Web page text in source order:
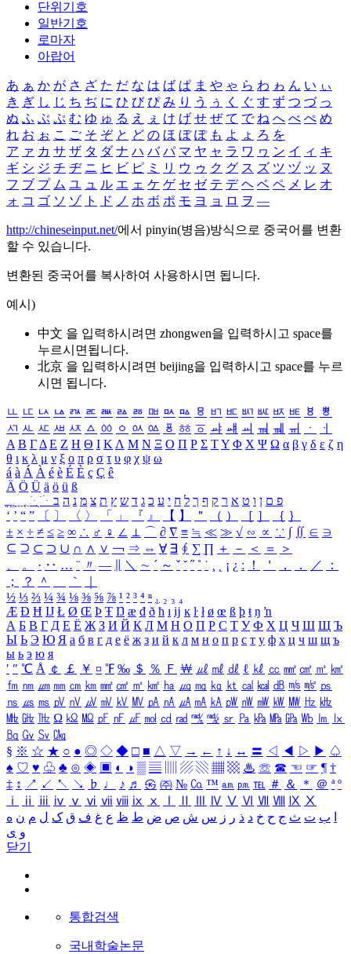
단위기호
일반기호
로마자
아랍어
あ ぁ か が さ ざ た だ な は ば ぱ ま や ゃ ら わ ゎ ん い ぃ
き ぎ し じ ち ぢ に ひ び ぴ み り う ぅ く ぐ す ず つ づ っ
ぬ ふ ぶ ぷ む ゆ ゅ る え ぇ け げ せ ぜ て で ね へ べ ぺ め
れ お ぉ こ ご そ ぞ と ど の ほ ぼ ぽ も よ ょ ろ を
ア ァ カ サ ザ タ ダ ナ ハ バ パ マ ヤ ャ ラ ワ ヮ ン イ ィ キ
ギ シ ジ チ ヂ ニ ヒ ビ ピ ミ リ ウ ゥ ク グ ス ズ ツ ヅ ッ ヌ
フ ブ プ ム ユ ュ ル エ ェ ケ ゲ セ ゼ テ デ ヘ ベ ペ メ レ オ
ォ コ ゴ ソ ゾ ト ド ノ ホ ボ ポ モ ヨ ョ ロ ヲ ―
http://chineseinput.net/에서 pinyin(병음)방식으로 중국어를 변환
할 수 있습니다.
변환된 중국어를 복사하여 사용하시면 됩니다.
예시)
中文 을 입력하시려면 zhongwen을 입력하시고 space를
누르시면됩니다.
北京 을 입력하시려면 beijing을 입력하시고 space를 누르
시면 됩니다.
ㅥ ㅦ ㅧ ㅨ ㅩ ㅪ ㅫ ㅬ ㅭ ㅮ ㅯ ㅰ ㅱ ㅲ ㅳ ㅴ ㅵ ㅶ ㅷ ㅸ
ㅹ
ㅺ ㅻ ㅼ ㅽ ㅾ ㅿ ㆀ ㆁ ㆂ ㆃ ㆄ ㆅ ㆆ ㆇ ㆈ ㆉ ㆊ ㆋ ㆌ ㆍ
ㆎ
Α Β ΓΔ Ε Ζ Η Θ Ι ΚΛ Μ Ν Ξ Ο Π Ρ Σ ΤΥ Φ Χ Ψ Ω α β γ δ ε ζ η
θ ι κ λ μ ν ξ ο π ρ σ τ υ φ χ ψ ω
á à Á À é è É È ç Ç ê
Ä Ö Ü ä ö ü ß
ִֶֹ ֻּ ׁׂ פ ם ן ו ט א ר ק ף ך ל ח י ע כ ג ד ש ץ ת צ מ נ ה ב
‘ ’ “ ” 〔 〕 〈 〉 「 」 『 』 【 】 ＂ （ ） ［ ］ ｛ ｝
± × ÷ ≠ ≤ ≥ ∞ ∴ ♂ ♀ ∠ ⊥ ⌒ ∂ ∇ ≡ ≒ ≪ ≫ √ ∽ ∝ ∵ ∫ ∬ ∈ ∋
⊆ ⊇ ⊂ ⊃ ∪ ∩ ∧ ∨ ￢ ⇒ ⇔ ∀ ∃ ∮ ∑ ∏ ＋ － ＜ ＝
＞
、
。 · ‥ … ¨ 〃 ― ＼ ∼ ´ ～ ˇ ˘ ˝ ˚ ˙ ¸ ¡ ¿ ː ！ ＇ ， ． ／
：
；
？ ＾ ｀
½ ⅓ ⅔ ¼ ¾ ⅛ ⅜ ⅝ ⅞ ¹ ² ³ ⁴ ⁿ ₁ ₂ ₃ ₄
Æ Ð Ħ Ĳ Ł Ø Œ Þ Ŧ Ŋ æ đ ð ħ ı ĳ ĸ ŀ ł ø œ ß þ ŧ ŋ ŉ
А Б В Г Д Е Ё Ж З И Й К Л М Н О П Р С Т У Ф Х Ц Ч Ш Щ Ъ
Ы Ь Э Ю Я а б в г д е ё ж з и й к л м н о п р с т у ф х ц ч ш щ ъ
ы ь э ю я
′ ″ ℃ Å ￠ ￡ ￥ ¤ ℉ ‰ ＄ ％ Ｆ ￦ ㎕ ㎖ ㎗ ℓ ㎘ ㏄ ㎣ ㎤ ㎥ ㎦
㎙ ㎚ ㎛ ㎜ ㎝ ㎞ ㎟ ㎠ ㎡ ㎢ ㏊ ㎍ ㎎ ㎏ ㏏ ㎈ ㎉ ㏈ ㎧ ㎨ ㎰
㎱ ㎲ ㎳ ㎴ ㎵ ㎶ ㎷ ㎸ ㎹ ㎀ ㎁ ㎂ ㎃ ㎄ ㎺ ㎻ ㎽ ㎾ ㎿ ㎐ ㎑
㎒ ㎓ ㎔ Ω ㏀ ㏁ ㎊ ㎋ ㎌ ㏖ ㏅ ㎭ ㎮ ㎯ ㏛ ㎩ ㎪ ㎫ ㎬ ㏝ ㏐
㏓
㏃ ㏉ ㏜ ㏆
§ ※ ☆ ★ ○ ● ◎ ◇ ◆ □ ■ △ ▽ → ← ↑ ↓ ↔ 〓 ◁ ◀ ▷ ▶ ♤
♠ ♡ ♥ ♧ ♣ ⊙ ◈ ▣ ◐ ◑ ▒ ▤ ▨ ▧ ▦ ▩ ♨ ☏ ☎ ☜ ☞ ¶ †
‡ ↕ ↗ ↙ ↖ ↘ ♭ ♩ ♪ ♬ ㉿ ㈜ № ㏇ ™ ㏂ ㏘ ℡ ＃ ＆ ＊ ＠ ª º
ⅰ
ⅱ ⅲ ⅳ ⅴ ⅵ ⅶ ⅷ ⅸ ⅹ Ⅳ Ⅴ Ⅵ Ⅶ Ⅷ Ⅸ Ⅹ
ب ت ث ج ح خ د ذ ر ز س ش ص ض ط ظ ع غ ف ق ک ل م ن ه
و ی
닫기
통합검색
국내학술논문